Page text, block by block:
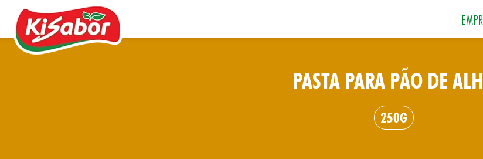
Especiarias
PASTA PARA PÃO DE
250G